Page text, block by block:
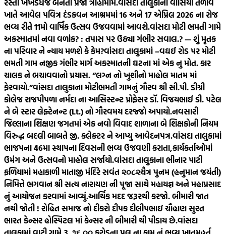
રસ્તો ખખડધજ બનતાં પ્રજા ત્રાહીમામ.વાંસદા તાલુકાના વાંસિયા તળાવ
ખાતે આવેલ પવિત્ર દંડકવન આશ્રમમાં 16 અને 17 એપ્રિલ 2026 ના રોજ
ભવ્ય રીતે 11મો વાર્ષિક ઉત્સવ ઉજવવામાં આવશે.વાંસદા મોટી ભમતી ગામે
અકસ્માતમાં નવા વળાંક? : તપાસ પર ઉઠ્યા ગંભીર સવાલ.? — શું મૃતક
ના પરિવાર ને ન્યાય મળશે કે કેમ?વાંસદા તાલુકામાં –વઘઈ રોડ પર મોટી
ભમતી ગામ નજીક ગંભીર માર્ગ અકસ્માતની ઘટના માં એક નુ મોત. કાર
ચાલક ને બચાવવાનો પ્રયાસ. “લગ્ન નો ખુશીનો માહોલ માતમ માં
ફેરવાયો.”વાંસદા તાલુકાના મોટીભમતી ગામનું ગૌરવ શ્રી સી.પી. ડીગ્રી
કોલેજ રાજપીપળા નર્મદા ના આસિસ્ટન્ટ પ્રોફેસર ડૉ. વિજયભાઈ ડી. પટેલ
ને બે સ્ટાર લેફ્ટેનન્ટ (Lt.) નો ગૌરવમય દરજ્જો અપાયો.નવસારી
જિલ્લાના શિક્ષણ જગતમાં એક નવો વિવાદ શાળાના બે શિક્ષકોની નિયમ
વિરુદ્ધ બદલી બાબતે જી. કલેક્ટર ને આપ્યુ આવેદનપત્ર.વાંસદા તાલુકામાં
ભાજપના 46મા સ્થાપના દિવસની ભવ્ય ઉજવણી કરાતા,કાર્યકર્તાઓમાં
ઉમંગ અને ઉત્સવનો માહોલ સર્જાયો.વાંસદા તાલુકાના ભીનાર પાટી
ફળિયામાં મહાકાળી માતાજી મંદિરે સવંત ‌‌૨૦૮૨ચૈત્ર‌ પુનમ (હનુમાન જયંતી)
નિમિત્તે ભગવાન શ્રી સત્ય નારાયણ ની પૂજા સાથે મહાયજ્ઞ અને મહાપ્રસાદ
નું આયોજન કરવામાં આવ્યું.આર્થિક મદદ જરૂરથી કરજો. બીમારી જાત
નથી જોતી ! રોહિત સમાજ નો દીકરો દીપક દીલીપભાઇ ચૌહાણ સુરત
ભારત કેન્સર હોસ્પિટલ માં કેન્સર ની બીમારી થી પીડાય છે.વાંસદા